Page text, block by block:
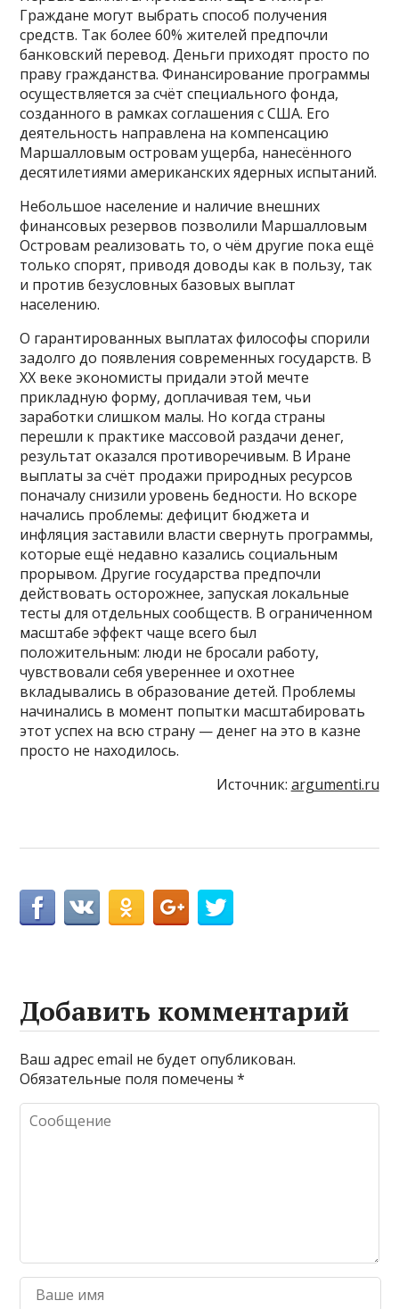
Граждане могут выбрать способ получения
средств. Так более 60% жителей предпочли
банковский перевод. Деньги приходят просто по
праву гражданства. Финансирование программы
осуществляется за счёт специального фонда,
созданного в рамках соглашения с США. Его
деятельность направлена на компенсацию
Маршалловым островам ущерба, нанесённого
десятилетиями американских ядерных испытаний.
Небольшое население и наличие внешних
финансовых резервов позволили Маршалловым
Островам реализовать то, о чём другие пока ещё
только спорят, приводя доводы как в пользу, так
и против безусловных базовых выплат
населению.
О гарантированных выплатах философы спорили
задолго до появления современных государств. В
XX веке экономисты придали этой мечте
прикладную форму, доплачивая тем, чьи
заработки слишком малы. Но когда страны
перешли к практике массовой раздачи денег,
результат оказался противоречивым. В Иране
выплаты за счёт продажи природных ресурсов
поначалу снизили уровень бедности. Но вскоре
начались проблемы: дефицит бюджета и
инфляция заставили власти свернуть программы,
которые ещё недавно казались социальным
прорывом. Другие государства предпочли
действовать осторожнее, запуская локальные
тесты для отдельных сообществ. В ограниченном
масштабе эффект чаще всего был
положительным: люди не бросали работу,
чувствовали себя увереннее и охотнее
вкладывались в образование детей. Проблемы
начинались в момент попытки масштабировать
этот успех на всю страну — денег на это в казне
просто не находилось.
Источник: argumenti.ru
Добавить комментарий
Ваш адрес email не будет опубликован.
Обязательные поля помечены*